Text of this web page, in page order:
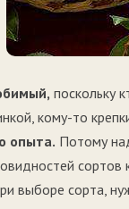
поскольку
кому-то
опыта. Потому
выборе сорта,